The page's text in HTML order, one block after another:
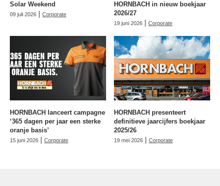
Solar Weekend
09 juli 2026 Corporate
HORNBACH in nieuw boekjaar
2026/27
19 juni 2026 Corporate
HORNBACH lanceert campagne
‘365 dagen per jaar een sterke
oranje basis’
15 juni 2026 | Corporate
HORNBACH presenteert
definitieve jaarcijfers boekjaar
2025/26
19 mei 2026 | Corporate